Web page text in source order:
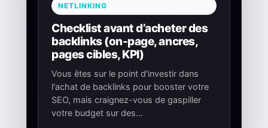
NETLINKING
Checklist avant d’acheter des
backlinks (on-page, ancres,
pages cibles, KPI)
Vous êtes sur le point d'investir dans
l'achat de backlinks pour booster votre
SEO, mais craignez-vous de gaspiller
votre budget sur des…